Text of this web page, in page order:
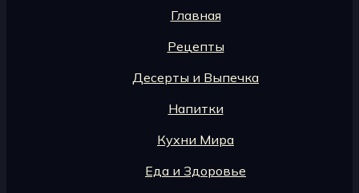
Главная
Рецепты
Десерты и Выпечка
Напитки
Кухни Мира
Еда и Здоровье